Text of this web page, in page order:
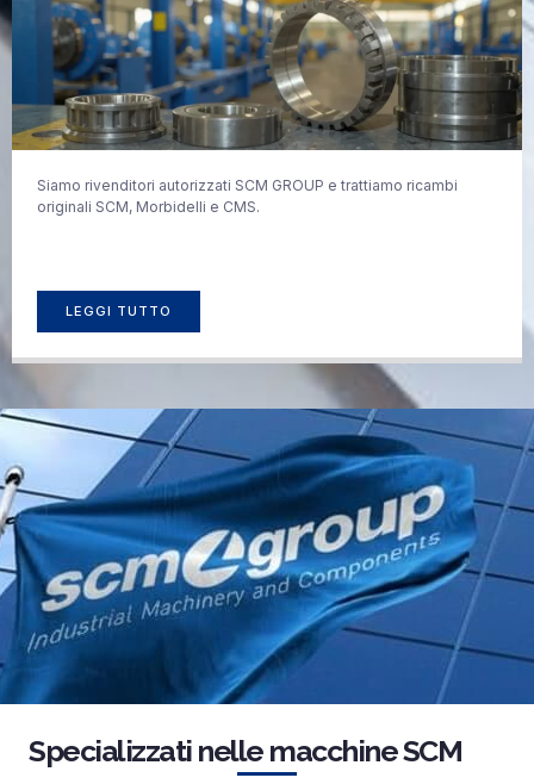
Siamo rivenditori autorizzati SCM GROUP e trattiamo ricambi
originali SCM, Morbidelli e CMS.
LEGGI TUTTO
Specializzati nelle macchine SCM